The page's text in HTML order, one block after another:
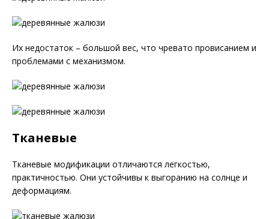
Их недостаток – большой вес, что чревато провисанием и
проблемами с механизмом.
Тканевые
Тканевые модификации отличаются легкостью,
практичностью. Они устойчивы к выгоранию на солнце и
деформациям.